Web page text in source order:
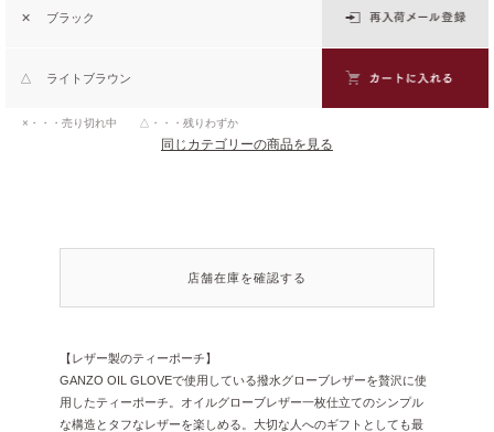
✕ ブラック
△ ライトブラウン
×・・・売り切れ中 △・・・残りわずか
同じカテゴリーの商品を見る
店舗在庫を確認する
【レザー製のティーポーチ】
GANZO OIL GLOVEで使用している撥水グローブレザーを贅沢に使
用したティーポーチ。オイルグローブレザー一枚仕立てのシンプル
な構造とタフなレザーを楽しめる。大切な人へのギフトとしても最